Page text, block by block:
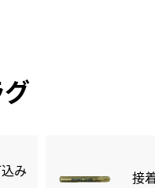
み
接